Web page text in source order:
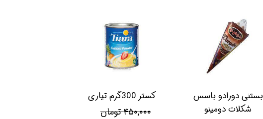
بستنی دورادو باسس
شکلات دومینو
کستر 300گرم تیاری
۴۵۰,۰۰۰ تومان